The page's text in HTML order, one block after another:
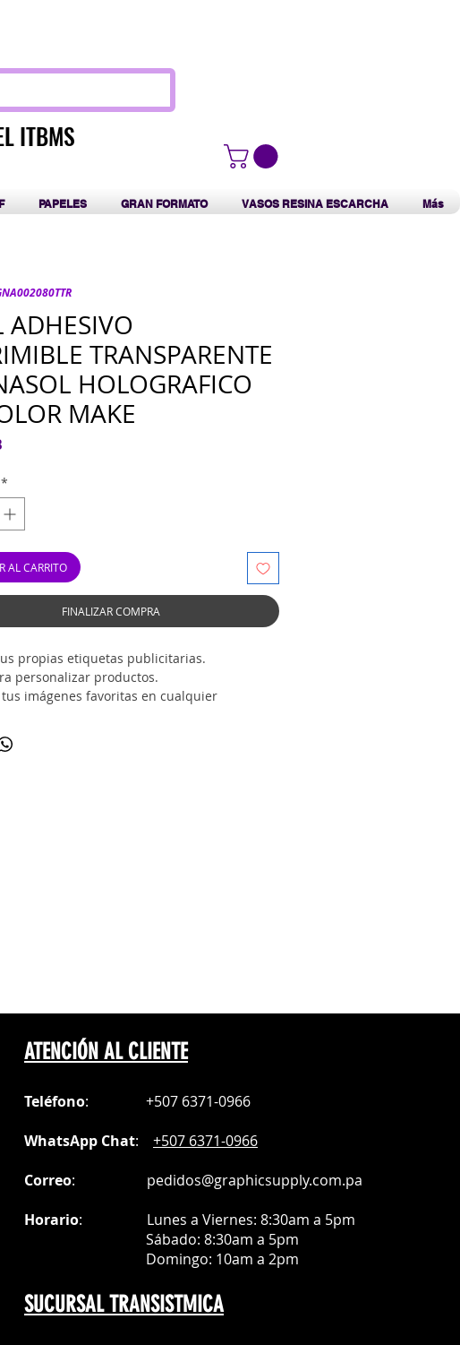
ITBMS
ITBMS
PAPELES GRAN FORMATO VASOS RESINA ESCARCHA Más
ADHESIVO
TRANSPARENTE
HOLOGRAFICO
MAKE
*
AL CARRITO
FINALIZAR COMPRA
propias etiquetas publicitarias.
personalizar productos.
imágenes favoritas en cualquier
imprimible transparente opaco
ATENCIÓN AL CLIENTE
Teléfono: +507 6371-0966
WhatsApp Chat: +507 6371-0966
Correo: pedidos@graphicsupply.com.pa
Horario: Lunes a Viernes: 8:30am a 5pm
Sábado: 8:30am a 5pm
Domingo: 10am a 2pm
SUCURSAL TRANSISTMICA